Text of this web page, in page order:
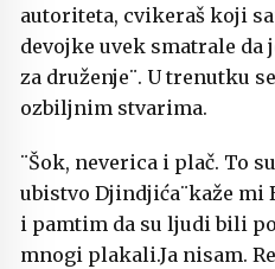
autoriteta, cvikeraš koji
devojke uvek smatrale da
za druženje¨. U trenutku
ozbiljnim stvarima.
¨Šok, neverica i plač. To
ubistvo Djindjića¨kaže mi
i pamtim da su ljudi bili
mnogi plakali.Ja nisam.